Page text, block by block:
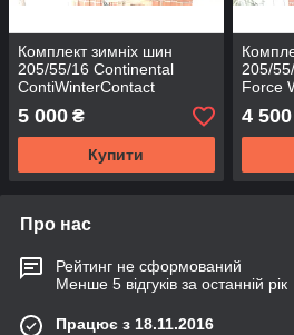
Комплект зимніх шин
205/55/16 Continental
ContiWinterContact
TS830p SSR,з Германії
без пробігу по Україні
5 000 ₴
Купити
205/
Force
без
4 500
Про нас
Рейтинг не сформований
Менше 5 відгуків за останній рік
Працює з 18.11.2016